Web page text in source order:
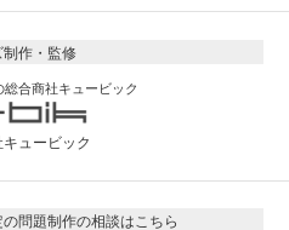
制作・監修
合商社キュービック
ュービック
問題制作の相談はこちら